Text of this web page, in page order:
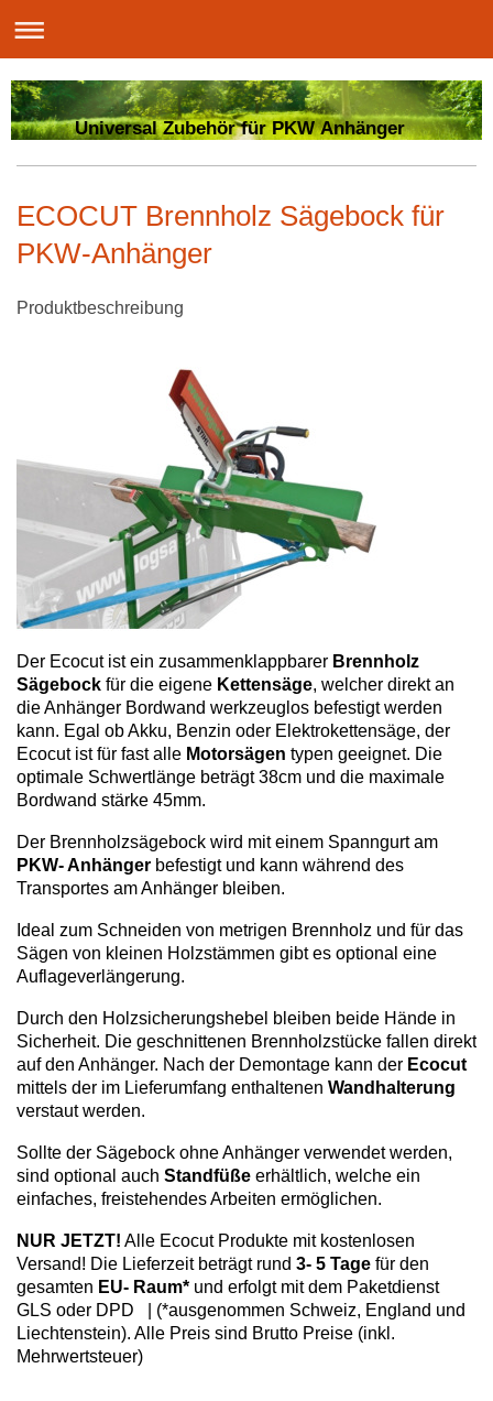
Universal Zubehör für PKW Anhänger
ECOCUT Brennholz Sägebock für
PKW-Anhänger
Produktbeschreibung
Der Ecocut ist ein zusammenklappbarer Brennholz
Sägebock für die eigene Kettensäge, welcher direkt an
die Anhänger Bordwand werkzeuglos befestigt werden
kann. Egal ob Akku, Benzin oder Elektrokettensäge, der
Ecocut ist für fast alle Motorsägen typen geeignet. Die
optimale Schwertlänge beträgt 38cm und die maximale
Bordwand stärke 45mm.
Der Brennholzsägebock wird mit einem Spanngurt am
PKW- Anhänger befestigt und kann während des
Transportes am Anhänger bleiben.
Ideal zum Schneiden von metrigen Brennholz und für das
Sägen von kleinen Holzstämmen gibt es optional eine
Auflageverlängerung.
Durch den Holzsicherungshebel bleiben beide Hände in
Sicherheit. Die geschnittenen Brennholzstücke fallen direkt
auf den Anhänger. Nach der Demontage kann der Ecocut
mittels der im Lieferumfang enthaltenen Wandhalterung
verstaut werden.
Sollte der Sägebock ohne Anhänger verwendet werden,
sind optional auch Standfüße erhältlich, welche ein
einfaches, freistehendes Arbeiten ermöglichen.
NUR JETZT! Alle Ecocut Produkte mit kostenlosen
Versand! Die Lieferzeit beträgt rund 3- 5 Tage für den
gesamten EU- Raum* und erfolgt mit dem Paketdienst
GLS oder DPD | (*ausgenommen Schweiz, England und
Liechtenstein). Alle Preis sind Brutto Preise (inkl.
Mehrwertsteuer)